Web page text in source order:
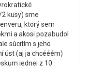
kusy) sme
ktorý sem
a akosi pozabudol
súcitím s jeho
úst (aj ja chcééém)
jednej z 10